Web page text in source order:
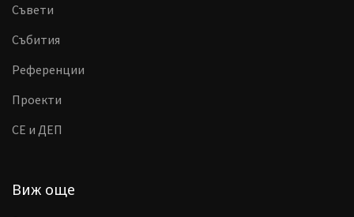
Съвети
Събития
Референции
Проекти
CE и ДЕП
Виж още